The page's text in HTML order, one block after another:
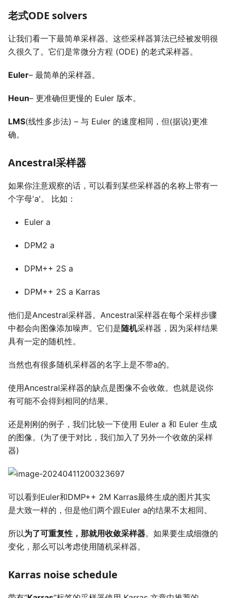
老式ODE solvers
让我们看一下最简单采样器。这些采样器算法已经被发明很
久很久了。它们是常微分方程 (ODE) 的老式采样器。
Euler– 最简单的采样器。
Heun– 更准确但更慢的 Euler 版本。
LMS(线性多步法) – 与 Euler 的速度相同，但(据说)更准
确。
Ancestral采样器
如果你注意观察的话，可以看到某些采样器的名称上带有一
个字母'a'。 比如：
Euler a
DPM2 a
DPM++ 2S a
DPM++ 2S a Karras
他们是Ancestral采样器。Ancestral采样器在每个采样步骤
中都会向图像添加噪声。它们是随机采样器，因为采样结果
具有一定的随机性。
当然也有很多随机采样器的名字上是不带a的。
使用Ancestral采样器的缺点是图像不会收敛。也就是说你
有可能不会得到相同的结果。
还是刚刚的例子，我们比较一下使用 Euler a 和 Euler 生成
的图像。(为了便于对比，我们加入了另外一个收敛的采样
器)
可以看到Euler和DMP++ 2M Karras最终生成的图片其实
是大致一样的，但是他们两个跟Euler a的结果不太相同。
所以为了可重复性，那就用收敛采样器。如果要生成细微的
变化，那么可以考虑使用随机采样器。
Karras noise schedule